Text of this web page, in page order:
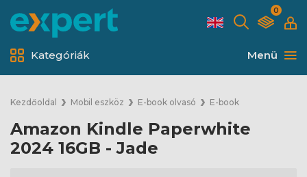
0
Menü
Kategóriák
Kezdőoldal Mobil eszköz E-book olvasó E-book
Amazon Kindle Paperwhite
2024 16GB - Jade